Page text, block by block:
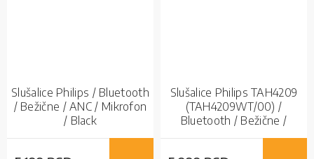
Slušalice Philips / Bluetooth
/ Bežične / ANC / Mikrofon
/ Black
Slušalice Philips TAH4209
(TAH4209WT/00) /
Bluetooth / Bežične /